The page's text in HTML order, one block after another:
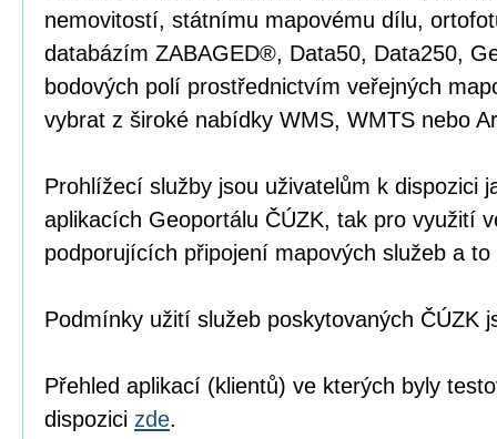
nemovitostí, státnímu mapovému dílu,
databázím ZABAGED®, Data50, Data250,
bodových polí prostřednictvím veřejných
vybrat z široké nabídky WMS, WMTS nebo
Prohlížecí služby jsou uživatelům k dispozici
aplikacích Geoportálu ČÚZK, tak pro využití
podporujících připojení mapových služeb a
Podmínky užití služeb poskytovaných ČÚZK
Přehled aplikací (klientů) ve kterých byly
dispozici zde.